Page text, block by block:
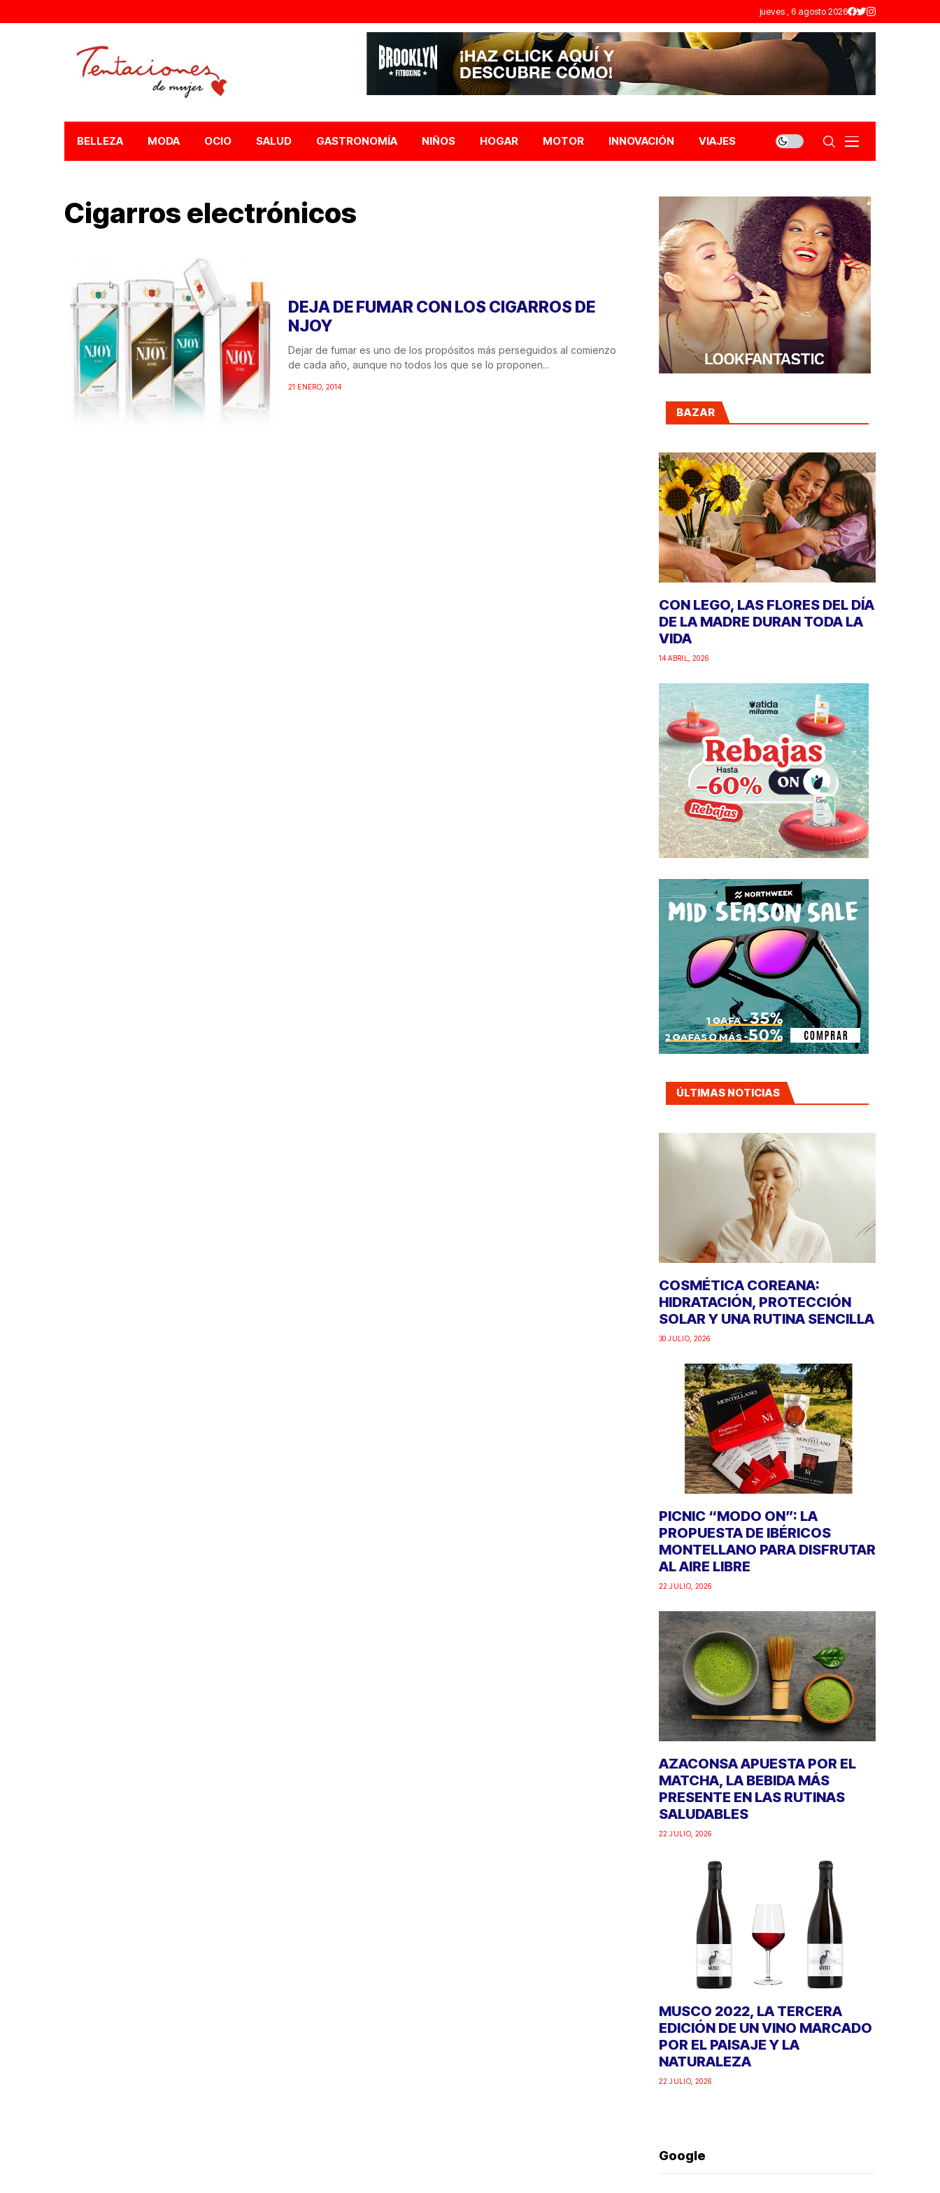
jueves , 6 agosto 2026
BELLEZA MODA OCIO SALUD GASTRONOMÍA NIÑOS HOGAR MOTOR INNOVACIÓN VIAJES
Cigarros electrónicos
DEJA DE FUMAR CON LOS CIGARROS DE
NJOY
Dejar de fumar es uno de los propósitos más perseguidos al comienzo
de cada año, aunque no todos los que se lo proponen...
21 ENERO, 2014
BAZAR
CON LEGO, LAS FLORES DEL DÍA
DE LA MADRE DURAN TODA LA
VIDA
14 ABRIL, 2026
ÚLTIMAS NOTICIAS
COSMÉTICA COREANA:
HIDRATACIÓN, PROTECCIÓN
SOLAR Y UNA RUTINA SENCILLA
30 JULIO, 2026
PICNIC “MODO ON”: LA
PROPUESTA DE IBÉRICOS
MONTELLANO PARA DISFRUTAR
AL AIRE LIBRE
22 JULIO, 2026
AZACONSA APUESTA POR EL
MATCHA, LA BEBIDA MÁS
PRESENTE EN LAS RUTINAS
SALUDABLES
22 JULIO, 2026
MUSCO 2022, LA TERCERA
EDICIÓN DE UN VINO MARCADO
POR EL PAISAJE Y LA
NATURALEZA
22 JULIO, 2026
Google